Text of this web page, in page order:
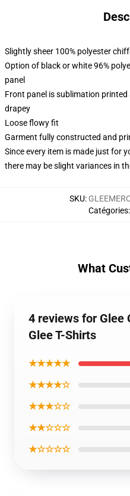
Slightly sheer 100% polyester
Option of black or white 96%
panel
Front panel is sublimation
drapey
Loose flowy fit
Garment fully constructed and
Since every item is made just for
there may be slight variances in
SKU:
Catégories:
What
4 reviews for Glee
Glee T-Shirts
★★★★★
★★★★☆
★★★☆☆
★★☆☆☆
★☆☆☆☆